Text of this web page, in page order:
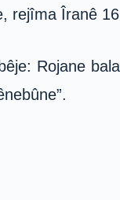
rejîma Îranê
Rojane